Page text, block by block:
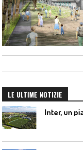
LE ULTIME NOTIZIE